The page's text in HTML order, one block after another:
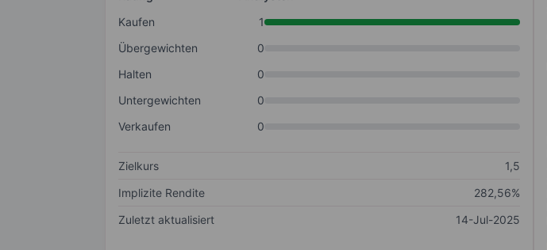
Kaufen
1
Übergewichten
0
Halten
0
Untergewichten
0
Verkaufen
0
Zielkurs
1,5
Implizite Rendite
282,56%
Zuletzt aktualisiert
14-Jul-2025